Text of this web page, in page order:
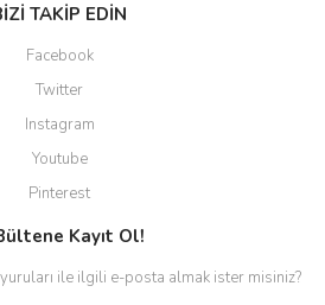
TAKİP EDİN
Facebook
Twitter
Instagram
Youtube
Pinterest
Kayıt Ol!
ile ilgili e-posta almak ister misiniz?